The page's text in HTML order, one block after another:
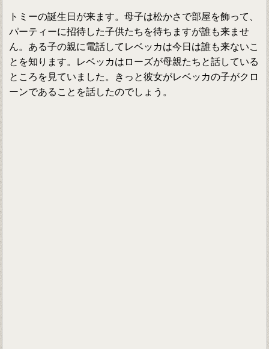
トミーの誕生日が来ます。母子は松かさで部屋を飾って、
パーティーに招待した子供たちを待ちますが誰も来ませ
ん。ある子の親に電話してレベッカは今日は誰も来ないこ
とを知ります。レベッカはローズが母親たちと話している
ところを見ていました。きっと彼女がレベッカの子がクロ
ーンであることを話したのでしょう。